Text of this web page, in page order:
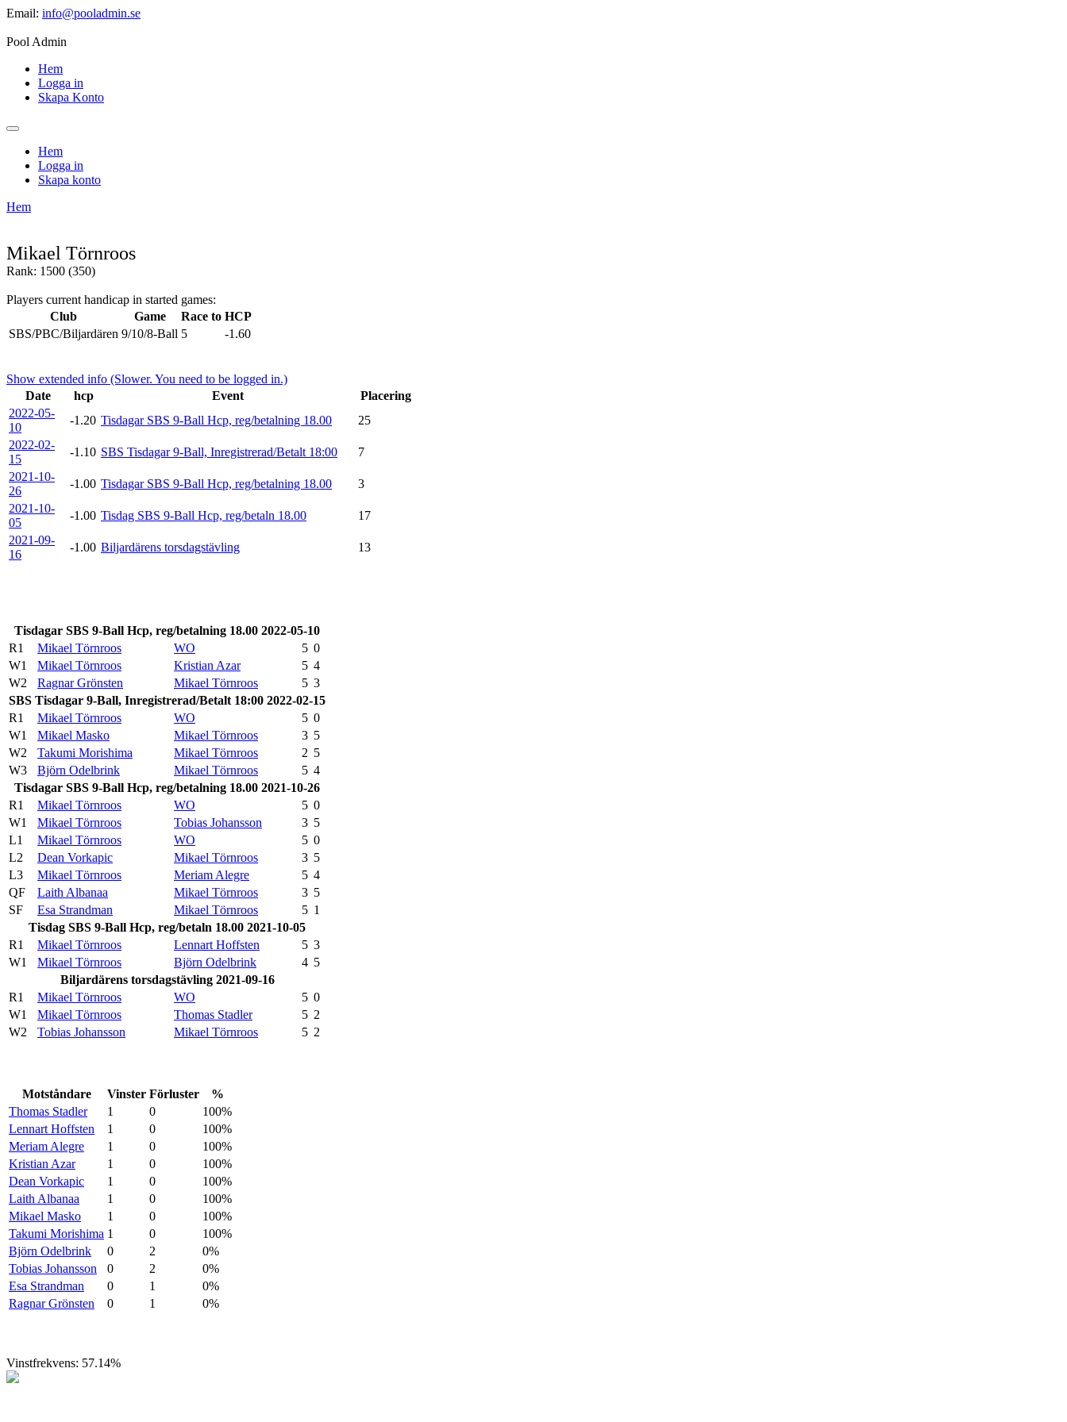
Email: info@pooladmin.se
Pool Admin
Hem
Logga in
Skapa Konto
Hem
Logga in
Skapa konto
Hem
Mikael Törnroos
Rank: 1500 (350)
Players current handicap in started games:
Club
Game Race to HCP
SBS/PBC/Biljardären 9/10/8-Ball 5 -1.60
Show extended info (Slower. You need to be logged in.)
Date
hcp Event
Placering
2022-05-
10
-1.20 Tisdagar SBS 9-Ball Hcp, reg/betalning 18.00
25
2022-02-
15
-1.10 SBS Tisdagar 9-Ball, Inregistrerad/Betalt 18:00
7
2021-10-
26
-1.00 Tisdagar SBS 9-Ball Hcp, reg/betalning 18.00
3
2021-10-
05
-1.00 Tisdag SBS 9-Ball Hcp, reg/betaln 18.00
17
2021-09-
16
-1.00 Biljardärens torsdagstävling 13
Tisdagar SBS 9-Ball Hcp, reg/betalning 18.00 2022-05-10
R1
Mikael Törnroos WO 5 0
W1
Mikael Törnroos Kristian Azar 5 4
W2
Ragnar Grönsten Mikael Törnroos 5 3
SBS Tisdagar 9-Ball, Inregistrerad/Betalt 18:00 2022-02-15
R1
Mikael Törnroos WO 5 0
W1
Mikael Masko Mikael Törnroos 3 5
W2
Takumi Morishima Mikael Törnroos 2 5
W3
Björn Odelbrink Mikael Törnroos 5 4
Tisdagar SBS 9-Ball Hcp, reg/betalning 18.00 2021-10-26
R1
Mikael Törnroos WO 5 0
W1
Mikael Törnroos Tobias Johansson 3 5
L1
Mikael Törnroos WO 5 0
L2
Dean Vorkapic Mikael Törnroos 3 5
L3
Mikael Törnroos Meriam Alegre 5 4
QF
Laith Albanaa Mikael Törnroos 3 5
SF
Esa Strandman Mikael Törnroos 5 1
Tisdag SBS 9-Ball Hcp, reg/betaln 18.00 2021-10-05
R1
Mikael Törnroos Lennart Hoffsten 5 3
W1
Mikael Törnroos Björn Odelbrink 4 5
Biljardärens torsdagstävling 2021-09-16
R1
Mikael Törnroos WO 5 0
W1
Mikael Törnroos Thomas Stadler 5 2
W2
Tobias Johansson Mikael Törnroos 5 2
Motståndare Vinster Förluster
%
Thomas Stadler
1 0
100%
Lennart Hoffsten
1 0
100%
Meriam Alegre
1 0
100%
Kristian Azar
1 0
100%
Dean Vorkapic
1 0
100%
Laith Albanaa
1 0
100%
Mikael Masko
1 0
100%
Takumi Morishima 1 0
100%
Björn Odelbrink
0 2
0%
Tobias Johansson
0 2
0%
Esa Strandman
0 1
0%
Ragnar Grönsten
0 1 0%
Vinstfrekvens: 57.14%